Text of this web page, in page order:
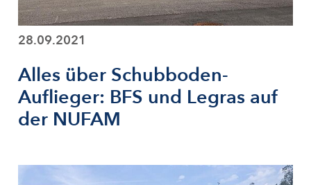
28.09.2021
Alles über Schubboden-
Auflieger: BFS und Legras auf
der NUFAM